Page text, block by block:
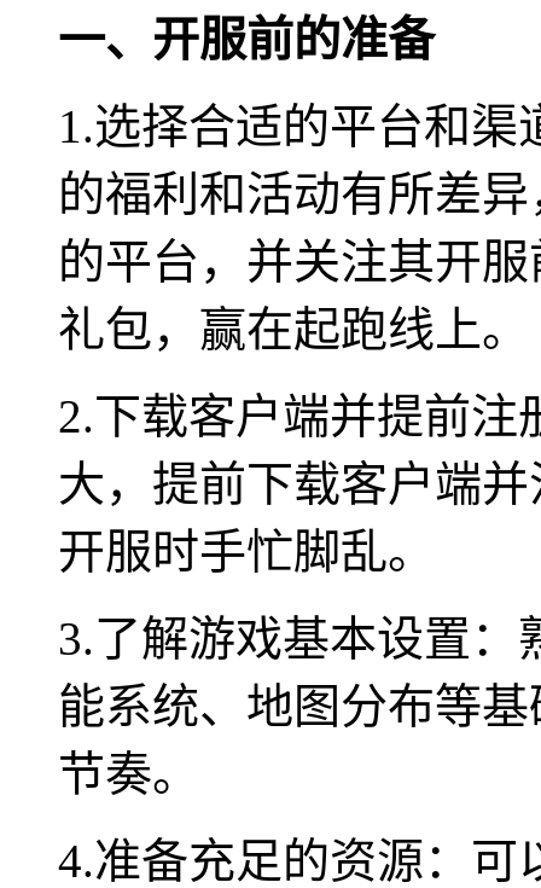
一、开服前的准备
1.选择合适的平台和
的福利和活动有所差
的平台，并关注其开
礼包，赢在起跑线上。
2.下载客户端并提前
大，提前下载客户端
开服时手忙脚乱。
3.了解游戏基本设置
能系统、地图分布等
节奏。
4.准备充足的资源：可